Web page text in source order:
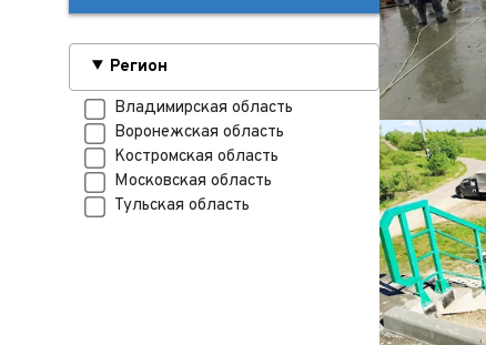
Регион
Владимирская область
Воронежская область
Костромская область
Московская область
Тульская область